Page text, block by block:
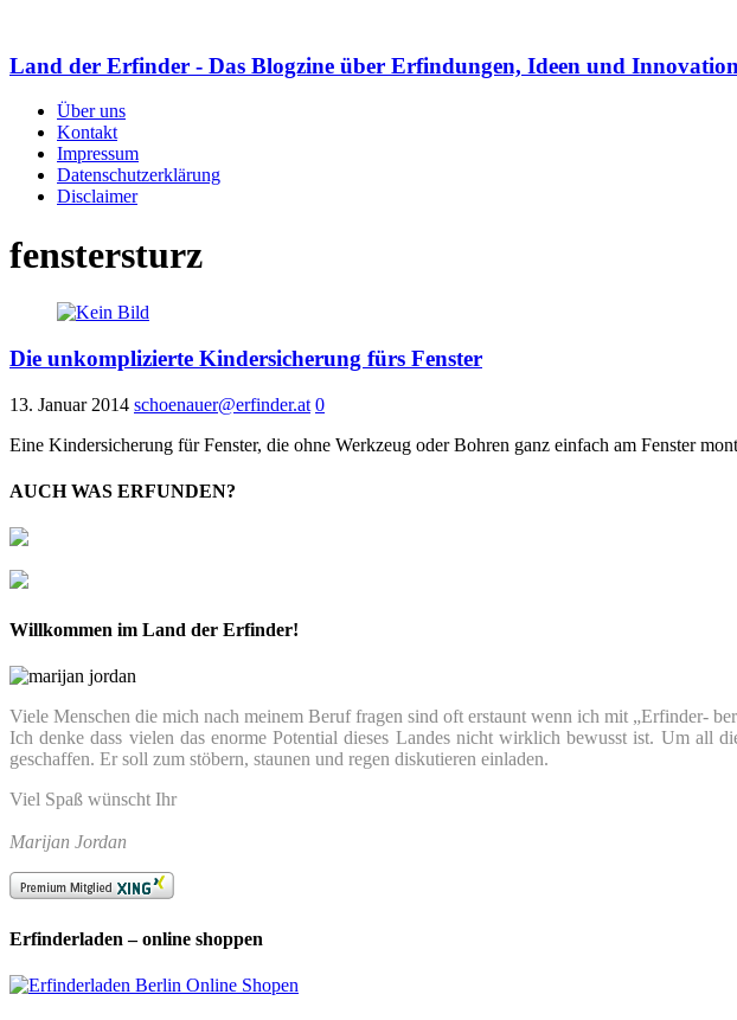
Land der Erfinder - Das Blogzine über Erfindungen, Ideen und
Über uns
Kontakt
Impressum
Datenschutzerklärung
Disclaimer
fenstersturz
Die unkomplizierte Kindersicherung fürs Fenster
13. Januar 2014 schoenauer@erfinder.at 0
Eine Kindersicherung für Fenster, die ohne Werkzeug oder Bohren ganz einfach am Fenster
AUCH WAS ERFUNDEN?
Willkommen im Land der Erfinder!
Viele Menschen die mich nach meinem Beruf fragen sind oft erstaunt wenn ich mit „Erfinder-
Ich denke dass vielen das enorme Potential dieses Landes nicht wirklich bewusst ist. Um all
geschaffen. Er soll zum stöbern, staunen und regen diskutieren einladen.
Viel Spaß wünscht Ihr
Marijan Jordan
Erfinderladen – online shoppen